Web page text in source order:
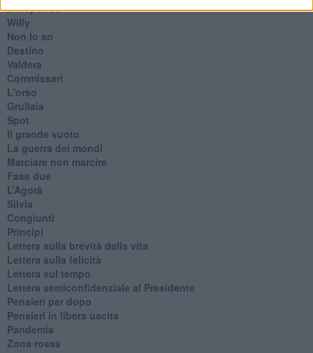
​Il responso
Willy
Non lo so
Destino
Valdera
Commissari
L'orso
Grullaia
Spot
​Il grande vuoto
​La guerra dei mondi
Marciare non marcire
Fase due
L’Agorà
Silvia
Congiunti
Principi
​Lettera sulla brevità della vita
​Lettera sulla felicità
​Lettera sul tempo
Lettera semiconfidenziale al Presidente
Pensieri per dopo
​Pensieri in libera uscita
Pandemia
Zona rossa